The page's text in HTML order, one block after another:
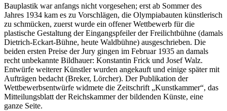
Bauplastik war anfangs nicht vorgesehen; erst ab Sommer des
Jahres 1934 kam es zu Vorschlägen, die Olympiabauten künstlerisch
zu schmücken, zuerst wurde ein offener Wettbewerb für die
plastische Gestaltung der Eingangspfeiler der Freilichtbühne (damals
Dietrich-Eckart-Bühne, heute Waldbühne) ausgeschrieben. Die
beiden ersten Preise der Jury gingen im Februar 1935 an damals
recht unbekannte Bildhauer: Konstantin Frick und Josef Walz.
Entwürfe weiterer Künstler wurden angekauft und einige später mit
Aufträgen bedacht (Breker, Lörcher). Der Publikation der
Wettbewerbsentwürfe widmete die Zeitschrift „Kunstkammer“, das
Mitteilungsblatt der Reichskammer der bildenden Künste, eine
ganze Seite.